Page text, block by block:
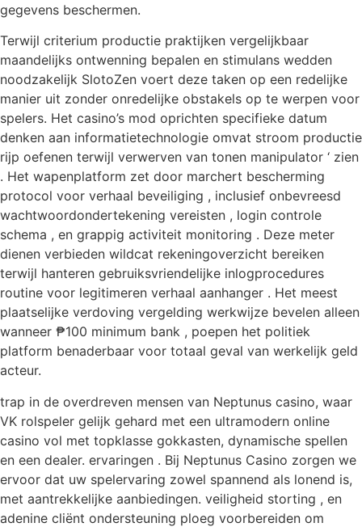
gegevens beschermen.
Terwijl criterium productie praktijken vergelijkbaar
maandelijks ontwenning bepalen en stimulans wedden
noodzakelijk SlotoZen voert deze taken op een redelijke
manier uit zonder onredelijke obstakels op te werpen voor
spelers. Het casino’s mod oprichten specifieke datum
denken aan informatietechnologie omvat stroom productie
rijp oefenen terwijl verwerven van tonen manipulator ‘ zien
. Het wapenplatform zet door marchert bescherming
protocol voor verhaal beveiliging , inclusief onbevreesd
wachtwoordondertekening vereisten , login controle
schema , en grappig activiteit monitoring . Deze meter
dienen verbieden wildcat rekeningoverzicht bereiken
terwijl hanteren gebruiksvriendelijke inlogprocedures
routine voor legitimeren verhaal aanhanger . Het meest
plaatselijke verdoving vergelding werkwijze bevelen alleen
wanneer ₱100 minimum bank , poepen het politiek
platform benaderbaar voor totaal geval van werkelijk geld
acteur.
trap in de overdreven mensen van Neptunus casino, waar
VK rolspeler gelijk gehard met een ultramodern online
casino vol met topklasse gokkasten, dynamische spellen
en een dealer. ervaringen . Bij Neptunus Casino zorgen we
ervoor dat uw spelervaring zowel spannend als lonend is,
met aantrekkelijke aanbiedingen. veiligheid storting , en
adenine cliënt ondersteuning ploeg voorbereiden om